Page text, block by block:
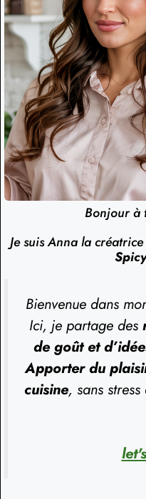
Bonjour à
Je suis Anna la
Bienvenue dans
Ici, je partage des
de goût et
Apporter du
cuisine, sans